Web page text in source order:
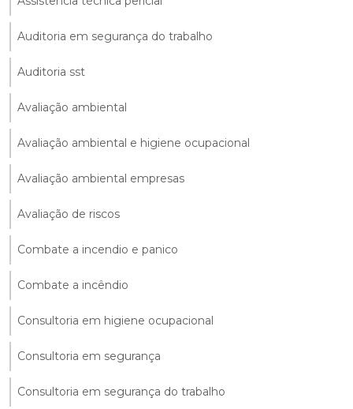
Auditoria em segurança do trabalho
Auditoria sst
Avaliação ambiental
Avaliação ambiental e higiene ocupacional
Avaliação ambiental empresas
Avaliação de riscos
Combate a incendio e panico
Combate a incêndio
Consultoria em higiene ocupacional
Consultoria em segurança
Consultoria em segurança do trabalho